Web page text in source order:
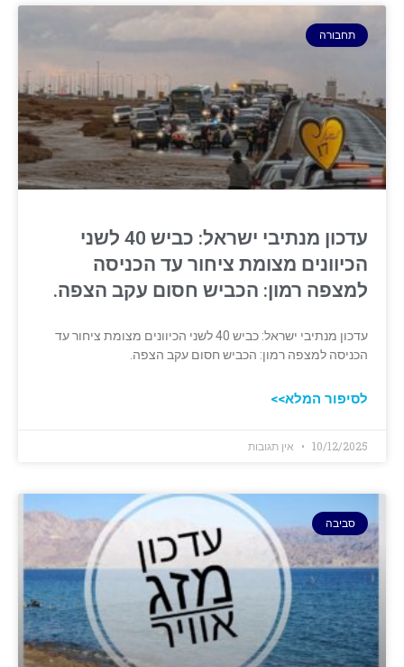
תחבורה
עדכון מנתיבי ישראל: כביש 40 לשני
הכיוונים מצומת ציחור עד הכניסה
למצפה רמון: הכביש חסום עקב הצפה.
עדכון מנתיבי ישראל: כביש 40 לשני הכיוונים מצומת ציחור עד
הכניסה למצפה רמון: הכביש חסום עקב הצפה.
לסיפור המלא>>
10/12/2025 אין תגובות
סביבה